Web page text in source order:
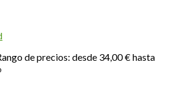
de precios: desde 34,00 € hasta